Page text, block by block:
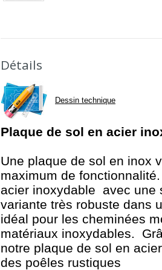
Détails
Dessin technique
Plaque de sol en acier
Une plaque de sol en inox
maximum de
acier inoxydable avec une
variante très robuste dans
idéal pour les cheminées
matériaux inoxydables.
notre plaque de sol en
des poêles rustiques